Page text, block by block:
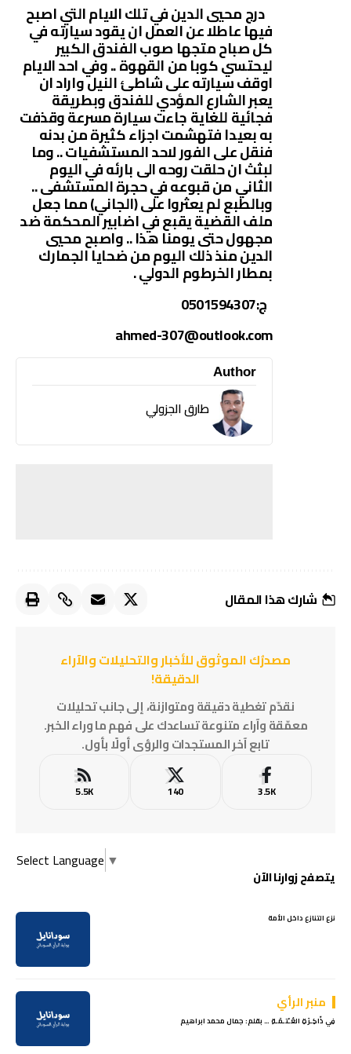
درج محيي الدين في تلك الايام التي اصبح
فيها عاطلا عن العمل ان يقود سيارته في
كل صباح متجها صوب الفندق الكبير
ليحتسي كوبا من القهوة .. وفي احد الايام
اوقف سيارته على شاطئ النيل واراد ان
يعبر الشارع المؤدي للفندق وبطريقة
فجائية للغاية جاءت سيارة مسرعة وقذفت
به بعيدا فتهشمت اجزاء كثيرة من بدنه
فنقل على الفور لاحد المستشفيات .. وما
لبثث ان حلقت روحه الى بارئه في اليوم
الثاني من قبوعه في حجرة المستشفى ..
وبالطبع لم يعثروا على (الجاني) مما جعل
ملف القضية يقبع في اضابير المحكمة ضد
مجهول حتى يومنا هذا .. واصبح محيي
الدين منذ ذلك اليوم من ضحايا الجمارك
بمطار الخرطوم الدولي .
ج:0501594307
ahmed-307@outlook.com
Author
طارق الجزولي
شارك هذا المقال
مصدرُك الموثوق للأخبار والتحليلات والآراء
الدقيقة!
نقدّم تغطية دقيقة ومتوازنة، إلى جانب تحليلات
معمّقة وآراء متنوعة تساعدك على فهم ما وراء الخبر.
تابع آخر المستجدات والرؤى أولًا بأول.
3.5K
140
5.5K
Select Language ▼
يتصفح زوارنا الآن
نزع التنازع داخل الأمة
منبر الرأي
فِي ذّاكِـرَةِ العُـْتـمَـةِ … بقلم: جمال محمد ابراهيم